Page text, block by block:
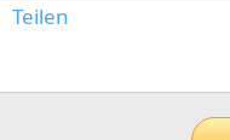
Teilen